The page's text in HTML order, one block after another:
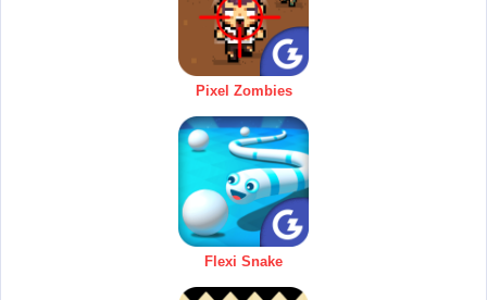
Pixel Zombies
Flexi Snake